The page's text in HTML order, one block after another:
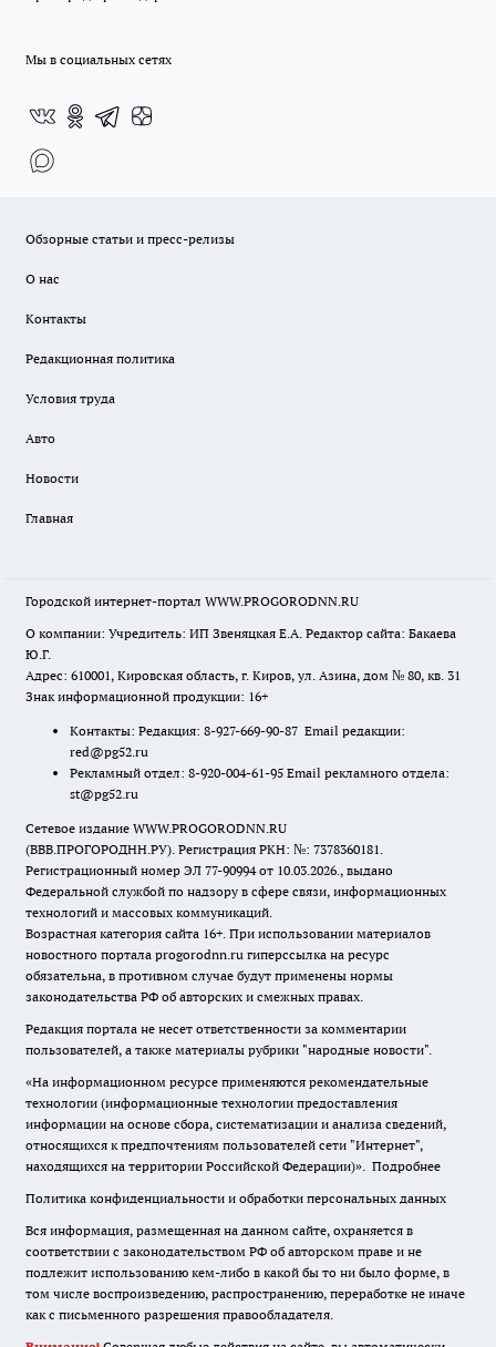
Мы в социальных сетях
Обзорные статьи и пресс-релизы
О нас
Контакты
Редакционная политика
Условия труда
Авто
Новости
Главная
Городской интернет-портал WWW.PROGORODNN.RU
О компании: Учредитель: ИП Звеняцкая Е.А. Редактор сайта: Бакаева
Ю.Г.
Адрес: 610001, Кировская область, г. Киров, ул. Азина, дом № 80, кв. 31
Знак информационной продукции: 16+
Контакты: Редакция: 8-927-669-90-87 Email редакции:
red@pg52.ru
Рекламный отдел: 8-920-004-61-95 Email рекламного отдела:
st@pg52.ru
Сетевое издание WWW.PROGORODNN.RU
(ВВВ.ПРОГОРОДНН.РУ). Регистрация РКН: №: 7378360181.
Регистрационный номер ЭЛ 77-90994 от 10.03.2026., выдано
Федеральной службой по надзору в сфере связи, информационных
технологий и массовых коммуникаций.
Возрастная категория сайта 16+. При использовании материалов
новостного портала progorodnn.ru гиперссылка на ресурс
обязательна, в противном случае будут применены нормы
законодательства РФ об авторских и смежных правах.
Редакция портала не несет ответственности за комментарии
пользователей, а также материалы рубрики "народные новости".
«На информационном ресурсе применяются рекомендательные
технологии (информационные технологии предоставления
информации на основе сбора, систематизации и анализа сведений,
относящихся к предпочтениям пользователей сети "Интернет",
находящихся на территории Российской Федерации)». Подробнее
Политика конфиденциальности и обработки персональных данных
Вся информация, размещенная на данном сайте, охраняется в
соответствии с законодательством РФ об авторском праве и не
подлежит использованию кем-либо в какой бы то ни было форме, в
том числе воспроизведению, распространению, переработке не иначе
как с письменного разрешения правообладателя.